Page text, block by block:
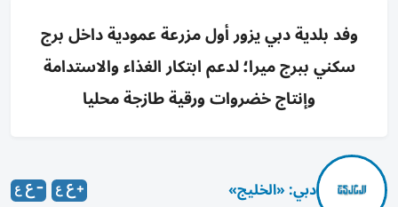
وفد بلدية دبي يزور أول مزرعة عمودية داخل برج
سكني ببرج ميرا؛ لدعم ابتكار الغذاء والاستدامة
وإنتاج خضروات ورقية طازجة محليا
دبي: «الخليج»